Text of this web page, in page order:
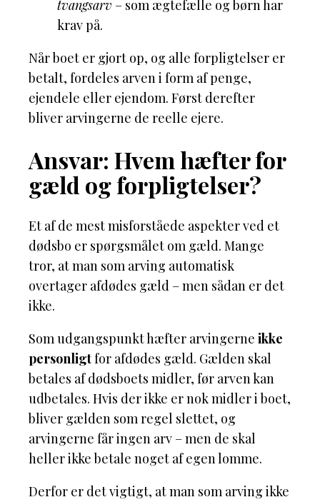
tvangsarv – som ægtefælle og børn har
krav på.
Når boet er gjort op, og alle forpligtelser er
betalt, fordeles arven i form af penge,
ejendele eller ejendom. Først derefter
bliver arvingerne de reelle ejere.
Ansvar: Hvem hæfter for
gæld og forpligtelser?
Et af de mest misforståede aspekter ved et
dødsbo er spørgsmålet om gæld. Mange
tror, at man som arving automatisk
overtager afdødes gæld – men sådan er det
ikke.
Som udgangspunkt hæfter arvingerne ikke
personligtfor afdødes gæld. Gælden skal
betales af dødsboets midler, før arven kan
udbetales. Hvis der ikke er nok midler i boet,
bliver gælden som regel slettet, og
arvingerne får ingen arv – men de skal
heller ikke betale noget af egen lomme.
Derfor er det vigtigt, at man som arving ikke